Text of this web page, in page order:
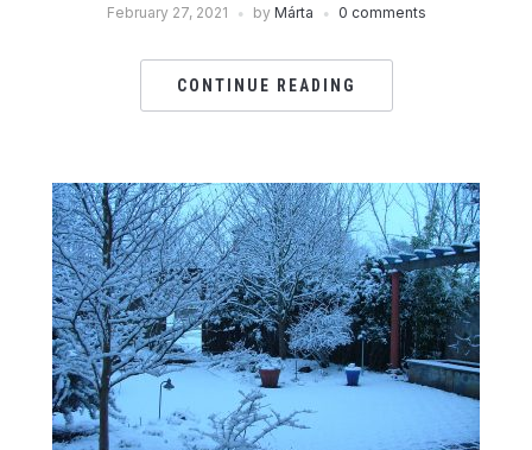
February 27, 2021 by Márta 0 comments
CONTINUE READING